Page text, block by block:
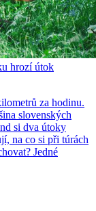
hrozí útok
za hodinu.
slovenských
si dva útoky
na co si při túrách
Jedné